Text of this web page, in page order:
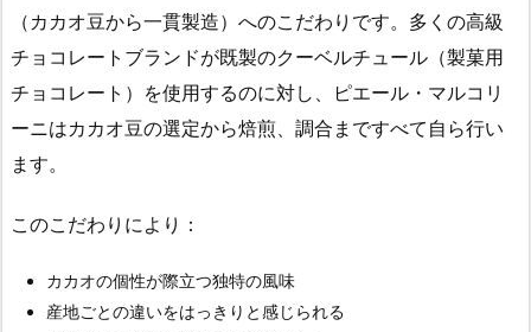
（カカオ豆から一貫製造）へのこだわりです。多くの高級
チョコレートブランドが既製のクーベルチュール（製菓用
チョコレート）を使用するのに対し、ピエール・マルコリ
ーニはカカオ豆の選定から焙煎、調合まですべて自ら行い
ます。
このこだわりにより：
カカオの個性が際立つ独特の風味
産地ごとの違いをはっきりと感じられる